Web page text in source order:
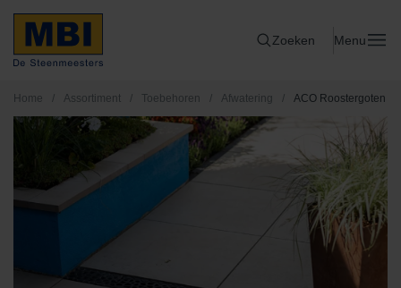
Zoeken Menu
Home / Assortiment / Toebehoren / Afwatering / ACO Roostergoten